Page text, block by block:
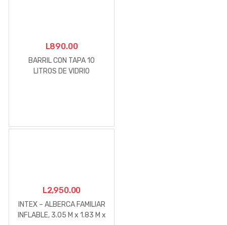
L890.00
BARRIL CON TAPA 10
LITROS DE VIDRIO
L2,950.00
INTEX – ALBERCA FAMILIAR
INFLABLE, 3.05 M x 1.83 M x